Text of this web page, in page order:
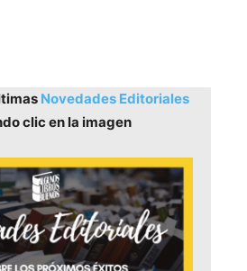
Novedades Editoriales
clic en la imagen